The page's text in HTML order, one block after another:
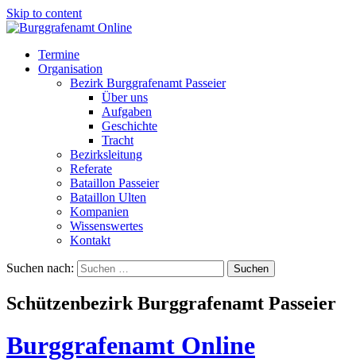
Skip to content
Termine
Organisation
Bezirk Burggrafenamt Passeier
Über uns
Aufgaben
Geschichte
Tracht
Bezirksleitung
Referate
Bataillon Passeier
Bataillon Ulten
Kompanien
Wissenswertes
Kontakt
Suchen nach:
Schützenbezirk Burggrafenamt Passeier
Burggrafenamt Online